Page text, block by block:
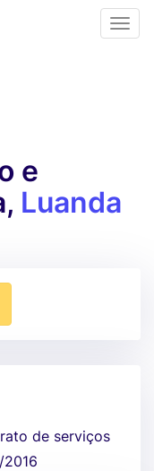
e
Luanda
de serviços
2016